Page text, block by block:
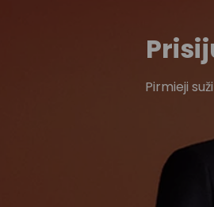
Pirmieji